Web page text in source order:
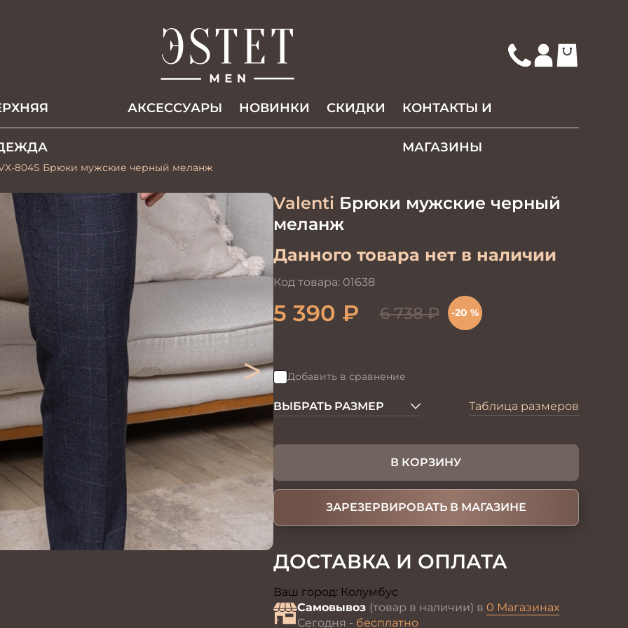
АКCЕССУАРЫ НОВИНКИ СКИДКИ КОНТАКТЫ И
МАГАЗИНЫ
804S Брюки мужские черный меланж
>
Valenti Брюки мужские черный
меланж
Данного товара нет в наличии
Код товара: 01638
5 390 ₽ 6 738₽ -20 %
Добавить в сравнение
ВЫБРАТЬ РАЗМЕР Таблица размеров
В КОРЗИНУ
ЗАРЕЗЕРВИРОВАТЬ В МАГАЗИНЕ
ДОСТАВКА И ОПЛАТА
Ваш город: Колумбус
Самовывоз (товар в наличии) в 0 Магазинах
Сегодня - бесплатно